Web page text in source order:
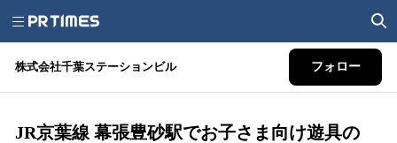
株式会社千葉ステーションビル フォロー
JR京葉線 幕張豊砂駅でお子さま向け遊具の